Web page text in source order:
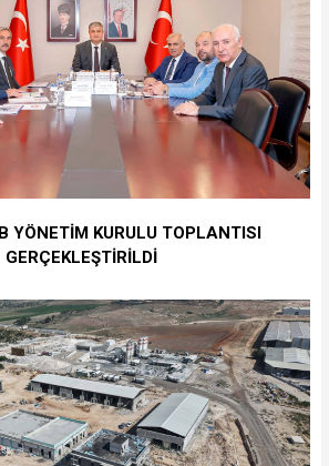
YÖNETİM KURULU TOPLANTISI
GERÇEKLEŞTİRİLDİ